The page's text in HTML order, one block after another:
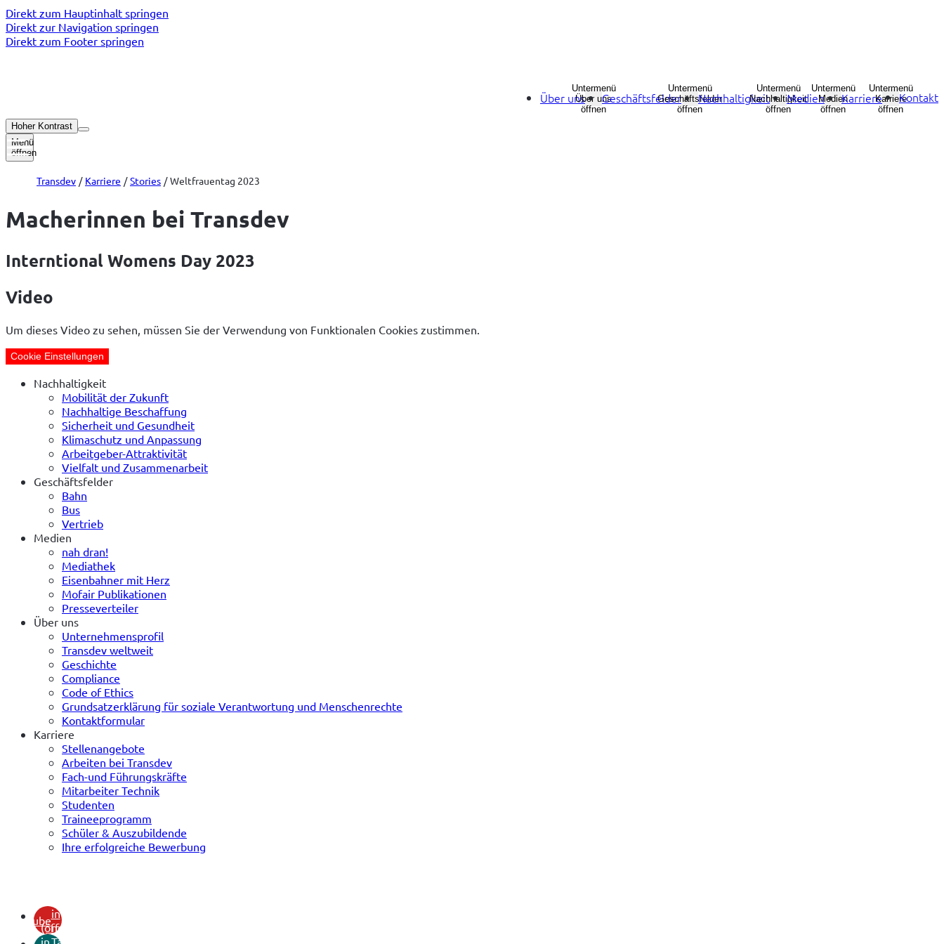
Direkt zum Hauptinhalt springen
Direkt zur Navigation springen
Direkt zum Footer springen
Über uns
Untermenü
Über uns
öffnen
Geschäftsfelder
Untermenü
Geschäftsfelder
öffnen
Nachhaltigkeit
Untermenü
Nachhaltigkeit
öffnen
Medien
Untermenü
Medien
öffnen
Karriere
Untermenü
Karriere
öffnen
Kontakt
Hoher Kontrast
Menü
öffnen
Transdev Karriere Stories Weltfrauentag 2023
Macherinnen bei Transdev
Interntional Womens Day 2023
Video
Um dieses Video zu sehen, müssen Sie der Verwendung von Funktionalen Cookies zustimmen.
Cookie Einstellungen
Nachhaltigkeit
Mobilität der Zukunft
Nachhaltige Beschaffung
Sicherheit und Gesundheit
Klimaschutz und Anpassung
Arbeitgeber-Attraktivität
Vielfalt und Zusammenarbeit
Geschäftsfelder
Bahn
Bus
Vertrieb
Medien
nah dran!
Mediathek
Eisenbahner mit Herz
Mofair Publikationen
Presseverteiler
Über uns
Unternehmensprofil
Transdev weltweit
Geschichte
Compliance
Code of Ethics
Grundsatzerklärung für soziale Verantwortung und Menschenrechte
Kontaktformular
Karriere
Stellenangebote
Arbeiten bei Transdev
Fach-und Führungskräfte
Mitarbeiter Technik
Studenten
Traineeprogramm
Schüler & Auszubildende
Ihre erfolgreiche Bewerbung
youtubein
neuem
Tab)
(öffnet
in